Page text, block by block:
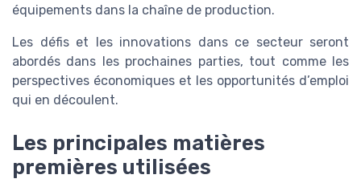
équipements dans la chaîne de production.
Les défis et les innovations dans ce secteur seront
abordés dans les prochaines parties, tout comme les
perspectives économiques et les opportunités d’emploi
qui en découlent.
Les principales matières
premières utilisées